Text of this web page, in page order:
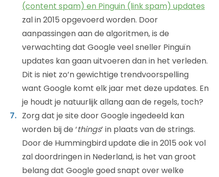
(content spam) en Pinguin (link spam) updates
zal in 2015 opgevoerd worden. Door
aanpassingen aan de algoritmen, is de
verwachting dat Google veel sneller Pinguïn
updates kan gaan uitvoeren dan in het verleden.
Dit is niet zo’n gewichtige trendvoorspelling
want Google komt elk jaar met deze updates. En
je houdt je natuurlijk allang aan de regels, toch?
Zorg dat je site door Google ingedeeld kan
worden bij de ‘things’ in plaats van de strings.
Door de Hummingbird update die in 2015 ook vol
zal doordringen in Nederland, is het van groot
belang dat Google goed snapt over welke